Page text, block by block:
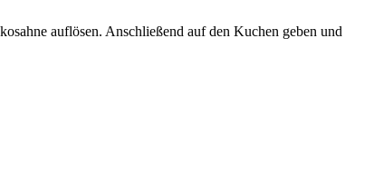
auflösen. Anschließend auf den Kuchen geben und